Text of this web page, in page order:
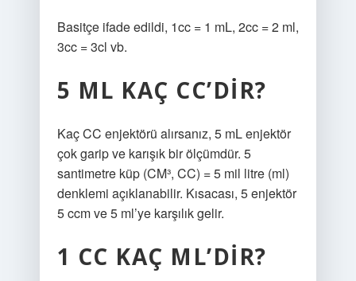
Basitçe ifade edildi, 1cc = 1 mL, 2cc = 2 ml,
3cc = 3cl vb.
5 ML KAÇ CC’DIR?
Kaç CC enjektörü alırsanız, 5 mL enjektör
çok garip ve karışık bir ölçümdür. 5
santimetre küp (CM³, CC) = 5 mil litre (ml)
denklemi açıklanabilir. Kısacası, 5 enjektör
5 ccm ve 5 ml’ye karşılık gelir.
1 CC KAÇ ML’DIR?